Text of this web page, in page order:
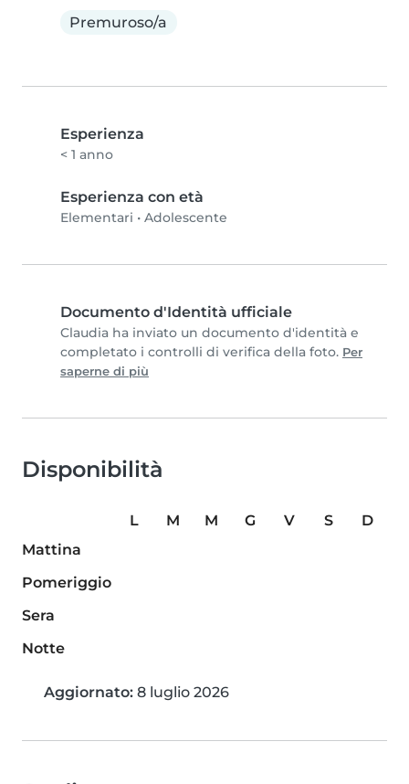
Premuroso/a
Esperienza
< 1 anno
Esperienza con età
Elementari • Adolescente
Documento d'Identità ufficiale
Claudia ha inviato un documento d'identità e
completato i controlli di verifica della foto. Per
saperne di più
Disponibilità
L M M G V S
D
Mattina
Pomeriggio
Sera
Notte
Aggiornato: 8 luglio 2026